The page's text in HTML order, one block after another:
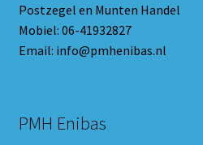
Postzegel en Munten Handel
Mobiel: 06-41932827
Email: info@pmhenibas.nl
PMH Enibas